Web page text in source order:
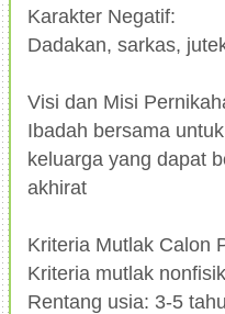
Karakter Negatif:
Dadakan, sarkas,
Visi dan Misi
Ibadah bersama
keluarga yang dapat
akhirat
Kriteria Mutlak Calon
Kriteria mutlak
Rentang usia: 3-5